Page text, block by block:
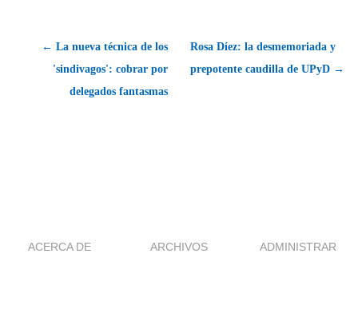
← La nueva técnica de los
'sindivagos': cobrar por
delegados fantasmas
Rosa Díez: la desmemoriada y
prepotente caudilla de UPyD →
ACERCA DE ARCHIVOS ADMINISTRAR